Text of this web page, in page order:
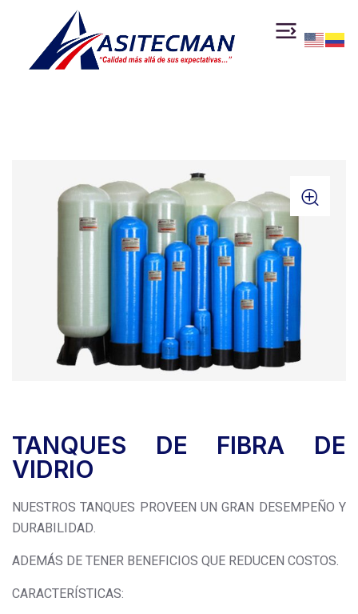
TANQUES DE FIBRA DE
VIDRIO
NUESTROS TANQUES PROVEEN UN GRAN DESEMPEÑO Y
DURABILIDAD.
ADEMÁS DE TENER BENEFICIOS QUE REDUCEN COSTOS.
CARACTERÍSTICAS: